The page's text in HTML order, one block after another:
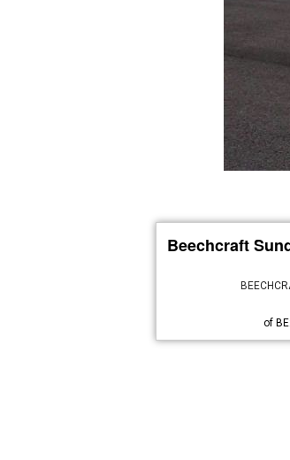
Beechcraft